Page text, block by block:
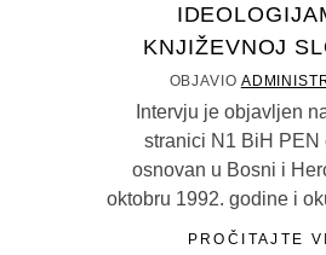
KNJIŽEVNOJ
OBJAVIO
Intervju je objavljen
stranici N1 BiH PEN
osnovan u Bosni i
oktobru 1992. godine i
PROČITAJTE